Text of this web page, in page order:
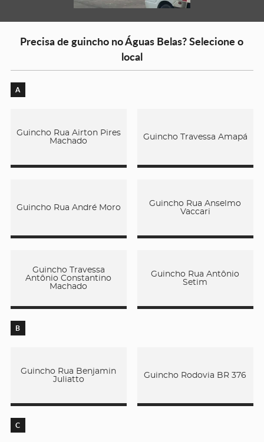
Precisa de guincho no Águas Belas? Selecione o
local
A
Guincho Rua Airton Pires
Machado
Guincho Travessa Amapá
Guincho Rua André Moro
Guincho Rua Anselmo
Vaccari
Guincho Travessa
Antônio Constantino
Machado
Guincho Rua Antônio
Setim
B
Guincho Rua Benjamin
Juliatto
Guincho Rodovia BR 376
C